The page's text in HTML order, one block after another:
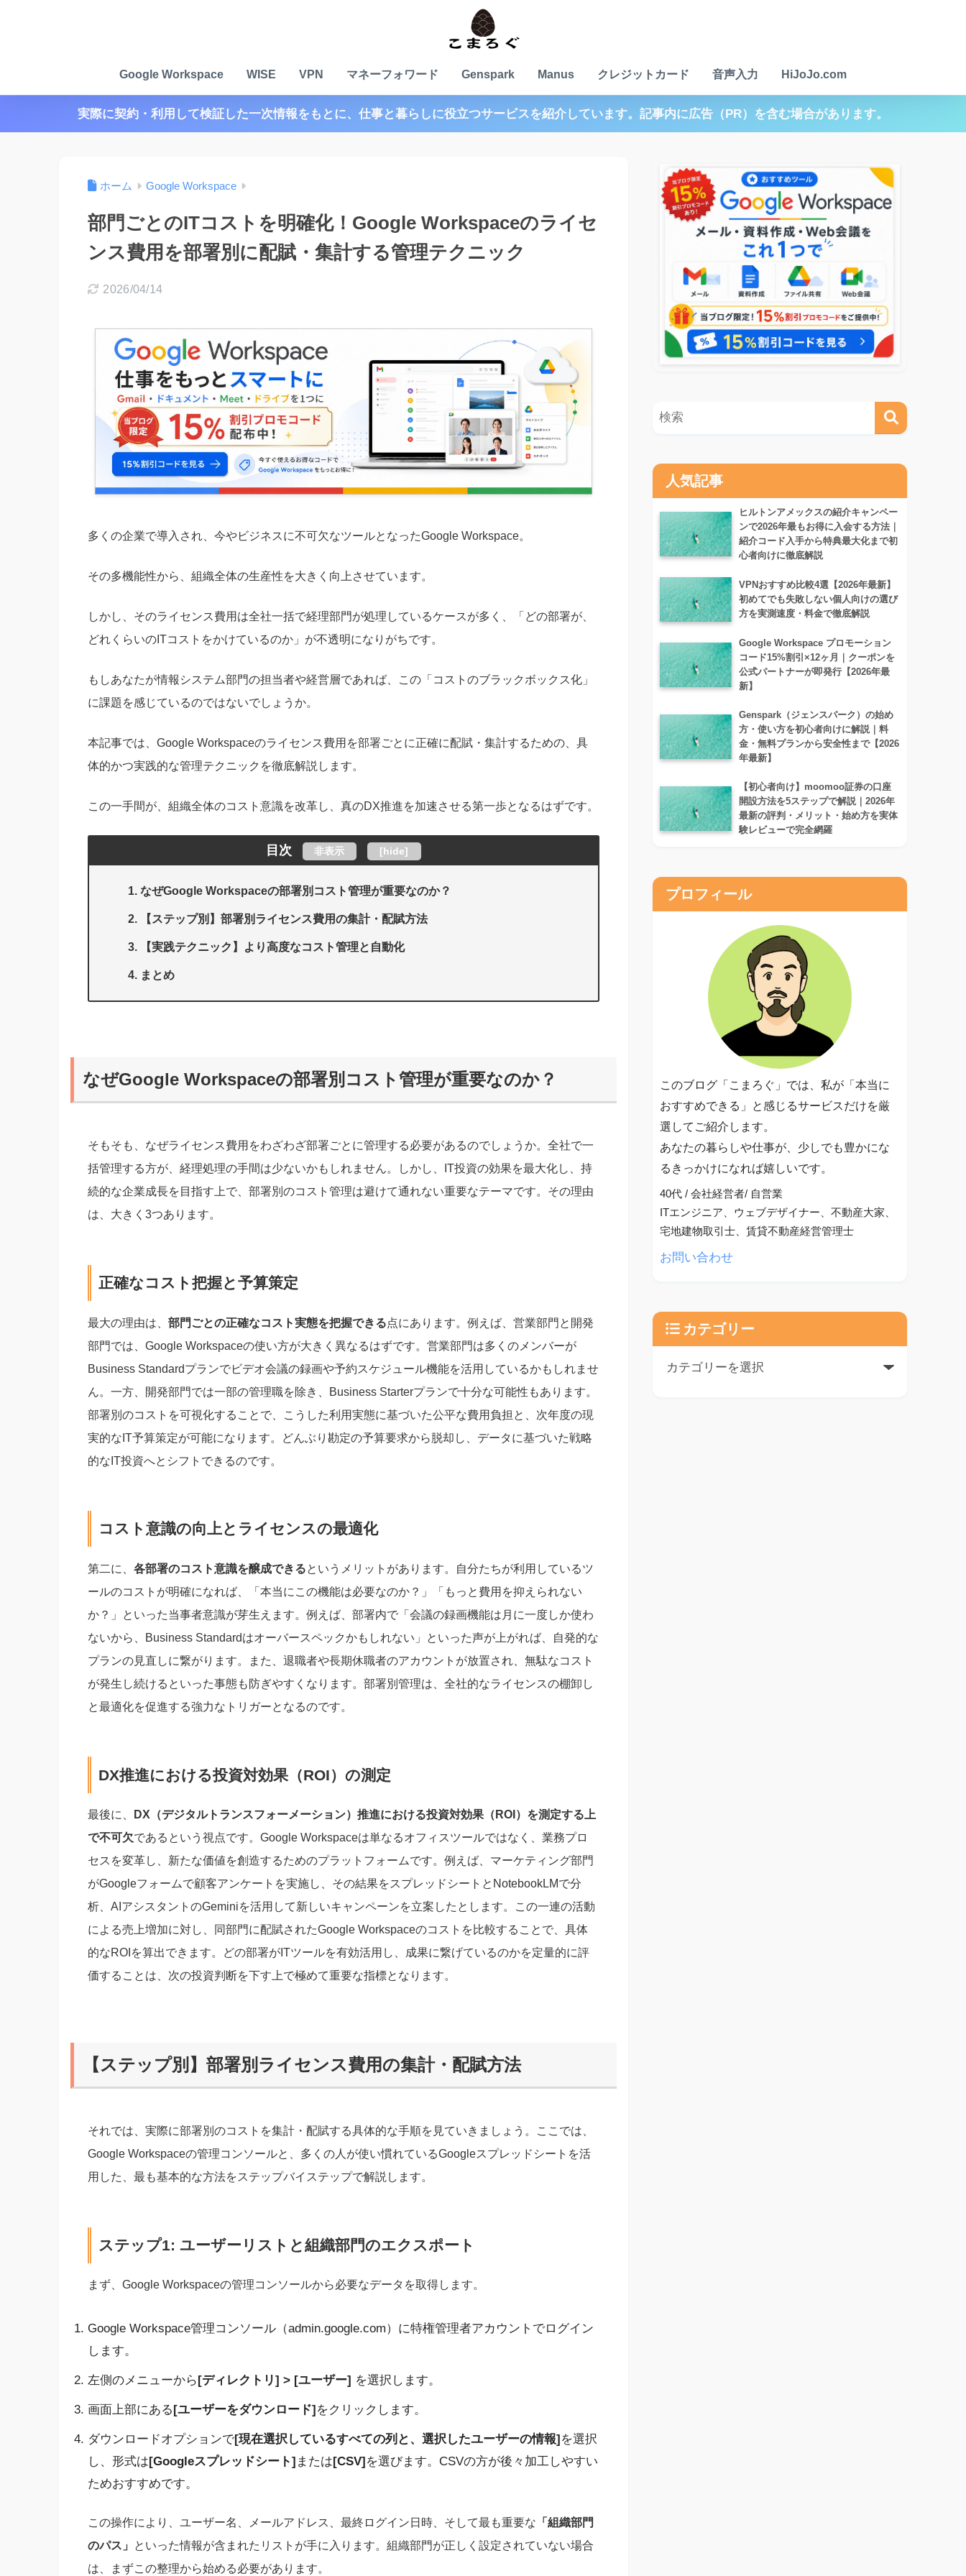
Google Workspace WISE VPN マネーフォワード Genspark Manus クレジットカード 音声入力 HiJoJo.com
実際に契約・利用して検証した一次情報をもとに、仕事と暮らしに役立つサービスを紹介しています。記事内に広告（PR）を含む場合があります。
ホーム Google Workspace
部門ごとのITコストを明確化！Google Workspaceのライセ
ンス費用を部署別に配賦・集計する管理テクニック
2026/04/14
多くの企業で導入され、今やビジネスに不可欠なツールとなったGoogle Workspace。
その多機能性から、組織全体の生産性を大きく向上させています。
しかし、そのライセンス費用は全社一括で経理部門が処理しているケースが多く、「どの部署が、
どれくらいのITコストをかけているのか」が不透明になりがちです。
もしあなたが情報システム部門の担当者や経営層であれば、この「コストのブラックボックス化」
に課題を感じているのではないでしょうか。
本記事では、Google Workspaceのライセンス費用を部署ごとに正確に配賦・集計するための、具
体的かつ実践的な管理テクニックを徹底解説します。
この一手間が、組織全体のコスト意識を改革し、真のDX推進を加速させる第一歩となるはずです。
目次 非表示 [hide]
なぜGoogle Workspaceの部署別コスト管理が重要なのか？
【ステップ別】部署別ライセンス費用の集計・配賦方法
【実践テクニック】より高度なコスト管理と自動化
まとめ
なぜGoogle Workspaceの部署別コスト管理が重要なのか？
そもそも、なぜライセンス費用をわざわざ部署ごとに管理する必要があるのでしょうか。全社で一
括管理する方が、経理処理の手間は少ないかもしれません。しかし、IT投資の効果を最大化し、持
続的な企業成長を目指す上で、部署別のコスト管理は避けて通れない重要なテーマです。その理由
は、大きく3つあります。
正確なコスト把握と予算策定
最大の理由は、 部門ごとの正確なコスト実態を把握できる点にあります。例えば、営業部門と開発
部門では、Google Workspaceの使い方が大きく異なるはずです。営業部門は多くのメンバーが
Business Standardプランでビデオ会議の録画や予約スケジュール機能を活用しているかもしれませ
ん。一方、開発部門では一部の管理職を除き、Business Starterプランで十分な可能性もあります。
部署別のコストを可視化することで、こうした利用実態に基づいた公平な費用負担と、次年度の現
実的なIT予算策定が可能になります。どんぶり勘定の予算要求から脱却し、データに基づいた戦略
的なIT投資へとシフトできるのです。
コスト意識の向上とライセンスの最適化
第二に、 各部署のコスト意識を醸成できるというメリットがあります。自分たちが利用しているツ
ールのコストが明確になれば、「本当にこの機能は必要なのか？」「もっと費用を抑えられない
か？」といった当事者意識が芽生えます。例えば、部署内で「会議の録画機能は月に一度しか使わ
ないから、Business Standardはオーバースペックかもしれない」といった声が上がれば、自発的な
プランの見直しに繋がります。また、退職者や長期休職者のアカウントが放置され、無駄なコスト
が発生し続けるといった事態も防ぎやすくなります。部署別管理は、全社的なライセンスの棚卸し
と最適化を促進する強力なトリガーとなるのです。
DX推進における投資対効果（ROI）の測定
最後に、
DX（デジタルトランスフォーメーション）推進における投資対効果（ROI）を測定する上
で不可欠であるという視点です。Google Workspaceは単なるオフィスツールではなく、業務プロ
セスを変革し、新たな価値を創造するためのプラットフォームです。例えば、マーケティング部門
がGoogleフォームで顧客アンケートを実施し、その結果をスプレッドシートとNotebookLMで分
析、AIアシスタントのGeminiを活用して新しいキャンペーンを立案したとします。この一連の活動
による売上増加に対し、同部門に配賦されたGoogle Workspaceのコストを比較することで、具体
的なROIを算出できます。どの部署がITツールを有効活用し、成果に繋げているのかを定量的に評
価することは、次の投資判断を下す上で極めて重要な指標となります。
【ステップ別】部署別ライセンス費用の集計・配賦方法
それでは、実際に部署別のコストを集計・配賦する具体的な手順を見ていきましょう。ここでは、
Google Workspaceの管理コンソールと、多くの人が使い慣れているGoogleスプレッドシートを活
用した、最も基本的な方法をステップバイステップで解説します。
ステップ1: ユーザーリストと組織部門のエクスポート
まず、Google Workspaceの管理コンソールから必要なデータを取得します。
Google Workspace管理コンソール（admin.google.com）に特権管理者アカウントでログイン
します。
左側のメニューから [ディレクトリ] > [ユーザー] を選択します。
画面上部にある [ユーザーをダウンロード] をクリックします。
ダウンロードオプションで[現在選択しているすべての列と、選択したユーザーの情報] を選択
し、形式は [Googleスプレッドシート] または [CSV] を選びます。CSVの方が後々加工しやすい
ためおすすめです。
この操作により、ユーザー名、メールアドレス、最終ログイン日時、そして最も重要な 「組織部門
のパス」
といった情報が含まれたリストが手に入ります。組織部門が正しく設定されていない場合
は、まずこの整理から始める必要があります。
人気記事
ヒルトンアメックスの紹介キャンペー
ンで2026年最もお得に入会する方法｜
紹介コード入手から特典最大化まで初
心者向けに徹底解説
VPNおすすめ比較4選【2026年最新】
初めてでも失敗しない個人向けの選び
方を実測速度・料金で徹底解説
Google Workspace プロモーション
コード15%割引×12ヶ月｜クーポンを
公式パートナーが即発行【2026年最
新】
Genspark（ジェンスパーク）の始め
方・使い方を初心者向けに解説｜料
金・無料プランから安全性まで【2026
年最新】
【初心者向け】moomoo証券の口座
開設方法を5ステップで解説｜2026年
最新の評判・メリット・始め方を実体
験レビューで完全網羅
プロフィール
このブログ「こまろぐ」では、私が「本当に
おすすめできる」と感じるサービスだけを厳
選してご紹介します。
あなたの暮らしや仕事が、少しでも豊かにな
るきっかけになれば嬉しいです。
40代 / 会社経営者/ 自営業
ITエンジニア、ウェブデザイナー、不動産大家、
宅地建物取引士、賃貸不動産経営管理士
お問い合わせ
カテゴリー